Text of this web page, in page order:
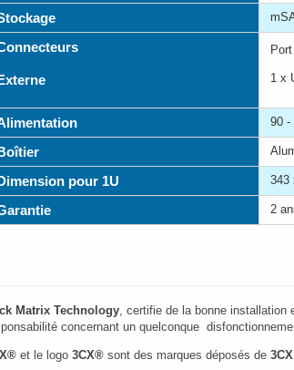
1 x
90 -
pour 1U 343
2
Matrix Technology, certifie de la bonne installation
concernant un quelconque
et le logo 3CX® sont des marques déposés de